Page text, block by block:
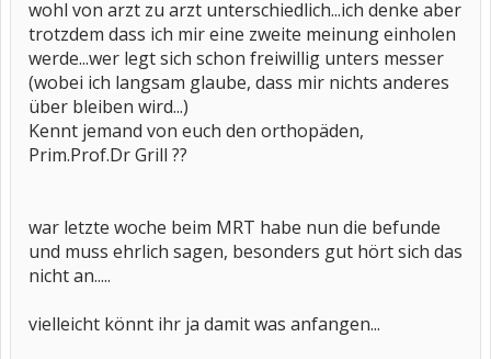
wohl von arzt zu arzt unterschiedlich...ich denke aber
trotzdem dass ich mir eine zweite meinung einholen
werde...wer legt sich schon freiwillig unters messer
(wobei ich langsam glaube, dass mir nichts anderes
über bleiben wird...)
Kennt jemand von euch den orthopäden,
Prim.Prof.Dr Grill ??
war letzte woche beim MRT habe nun die befunde
und muss ehrlich sagen, besonders gut hört sich das
nicht an.....
vielleicht könnt ihr ja damit was anfangen...